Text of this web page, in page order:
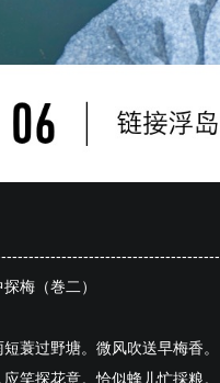
梅（巻二）
短蓑过野塘。微风吹送早梅香。
应笑探花意。恰似蜂儿忙採粮。